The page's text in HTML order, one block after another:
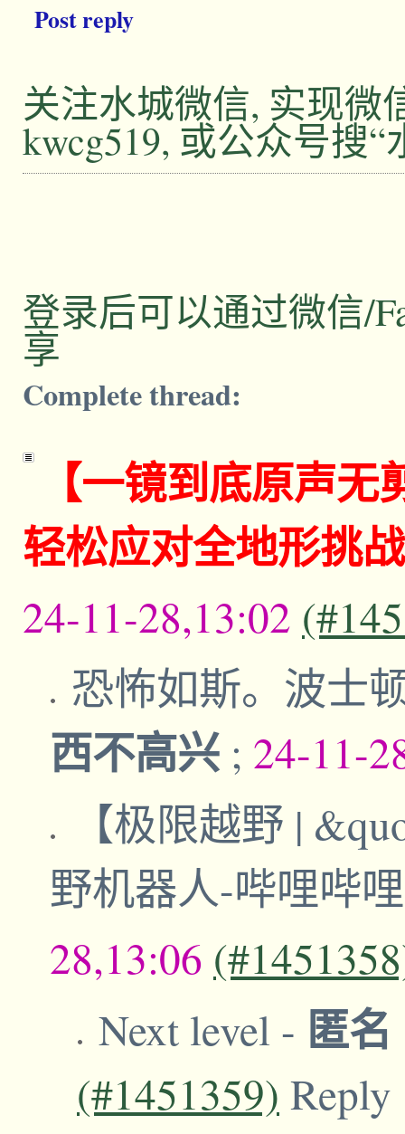
Post reply
关注水城微信, 实现微
kwcg519, 或公众号搜“
登录后可以通过微信/
享
Complete thread:
【一镜到底原声
轻松应对全地形挑
24-11-28,13:02
恐怖如斯。波士
西不高兴 ; 24-11-
【极限越野 |
野机器人-哔哩哔
28,13:06
Next level - 匿名
(#1451359) Reply